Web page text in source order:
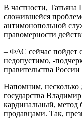
В частности, Татьяна
сложившейся
антимонопольной
правомерности
– ФАС сейчас пойдет
недопустимо, -
правительства
Напомним, несколько
государства
кардинальный, метод
продавцами. Так,